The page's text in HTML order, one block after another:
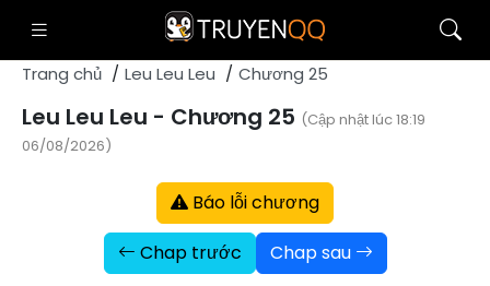
Trang chủ Leu Leu Leu Chương 25
Leu Leu Leu - Chương 25 (Cập nhật lúc 18:19
06/08/2026)
Báo lỗi chương
Chap trước
Chap sau